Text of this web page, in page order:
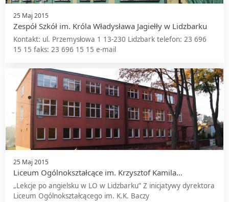
25 Maj 2015
Zespół Szkół im. Króla Władysława Jagiełły w Lidzbarku
Kontakt: ul. Przemysłowa 1 13-230 Lidzbark telefon: 23 696
15 15 faks: 23 696 15 15 e-mail
25 Maj 2015
Liceum Ogólnokształcące im. Krzysztof Kamila
Baczyńskiego w Lidzbarku
„Lekcje po angielsku w LO w Lidzbarku” Z inicjatywy dyrektora
Liceum Ogólnokształcącego im. K.K. Baczy